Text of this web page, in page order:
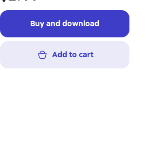
Buy and download
Add to cart